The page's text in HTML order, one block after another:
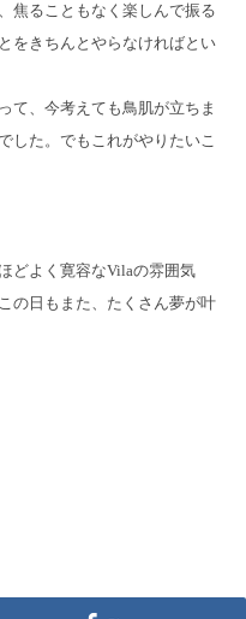
焦ることもなく楽しんで振る
をきちんとやらなければとい
て、今考えても鳥肌が立ちま
した。でもこれがやりたいこ
どよく寛容なVilaの雰囲気
の日もまた、たくさん夢が叶